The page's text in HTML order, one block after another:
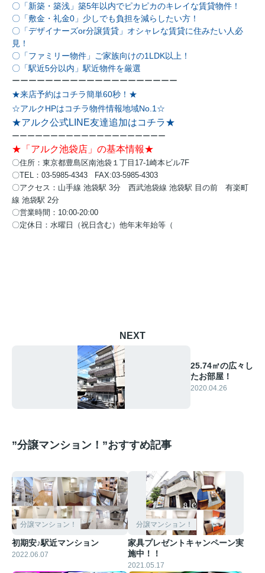
〇「新築・築浅」築5年以内でピカピカのキレイな賃貸物件！
〇「敷金・礼金0」少しでも負担を減らしたい方！
〇「デザイナーズor分譲賃貸」オシャレな賃貸に住みたい人必
見！
〇「ファミリー物件」ご家族向けの1LDK以上！
〇「駅近5分以内」駅近物件を厳選
ーーーーーーーーーーーーーーーーーーーー
★来店予約はコチラ簡単60秒！★
☆アルクHPはコチラ物件情報地域No.1☆
★アルク公式LINE友達追加はコチラ★
ーーーーーーーーーーーーーーーーーーーー
★「アルク池袋店」の基本情報★
〇住所：東京都豊島区南池袋１丁目17-1崎本ビル7F
〇TEL：03-5985-4343 FAX:03-5985-4303
〇アクセス： 山手線 池袋駅 3分 西武池袋線 池袋駅 目の前 有楽町
線 池袋駅 2分
〇営業時間：10:00-20:00
〇定休日：水曜日（祝日含む）他年末年始等（
NEXT
25.74㎡の広々し
たお部屋！
2020.04.26
”分譲マンション！”おすすめ記事
分譲マンション！
初期安♪駅近マンション
2022.06.07
分譲マンション！
家具プレゼントキャンペーン実
施中！！
2021.05.17